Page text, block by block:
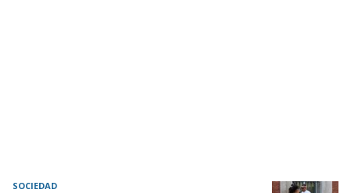
SOCIEDAD